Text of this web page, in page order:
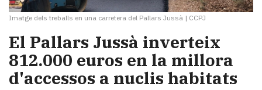
Imatge dels treballs en una carretera del Pallars Jussà | CCPJ
​El Pallars Jussà inverteix
812.000 euros en la millora
d'accessos a nuclis habitats